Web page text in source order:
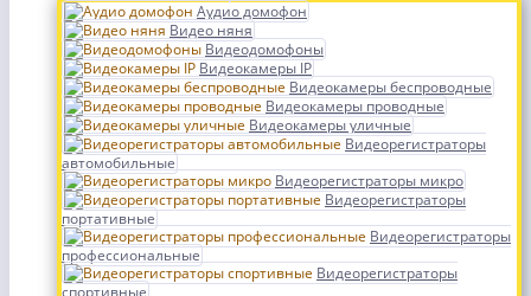
Аудио домофон
Видео няня
Видеодомофоны
Видеокамеры IP
Видеокамеры беспроводные
Видеокамеры проводные
Видеокамеры уличные
Видеорегистраторы
автомобильные
Видеорегистраторы микро
Видеорегистраторы
портативные
Видеорегистраторы
профессиональные
Видеорегистраторы
спортивные